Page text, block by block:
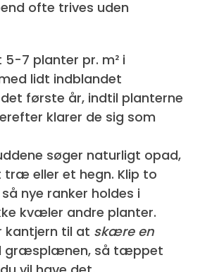
ofte trives uden
5-7 planter pr. m² i
lidt indblandet
første år, indtil planterne
klarer de sig som
søger naturligt opad,
træ eller et hegn. Klip to
nye ranker holdes i
kvæler andre planter.
kantjern til at skære en
græsplænen, så tæppet